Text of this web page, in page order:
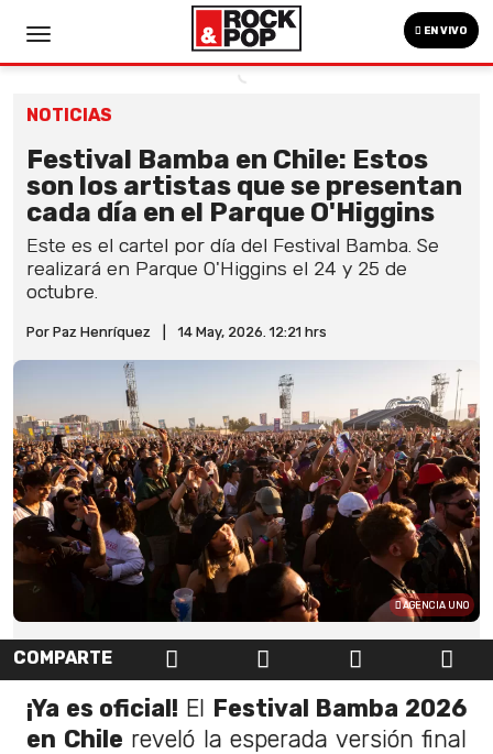
EN VIVO
NOTICIAS
Festival Bamba en Chile: Estos
son los artistas que se presentan
cada día en el Parque O'Higgins
Este es el cartel por día del Festival Bamba. Se
realizará en Parque O'Higgins el 24 y 25 de
octubre.
Por Paz Henríquez 14 May, 2026. 12:21 hrs
AGENCIA UNO
COMPARTE
¡Ya es oficial! El Festival Bamba 2026
en Chile reveló la esperada versión final